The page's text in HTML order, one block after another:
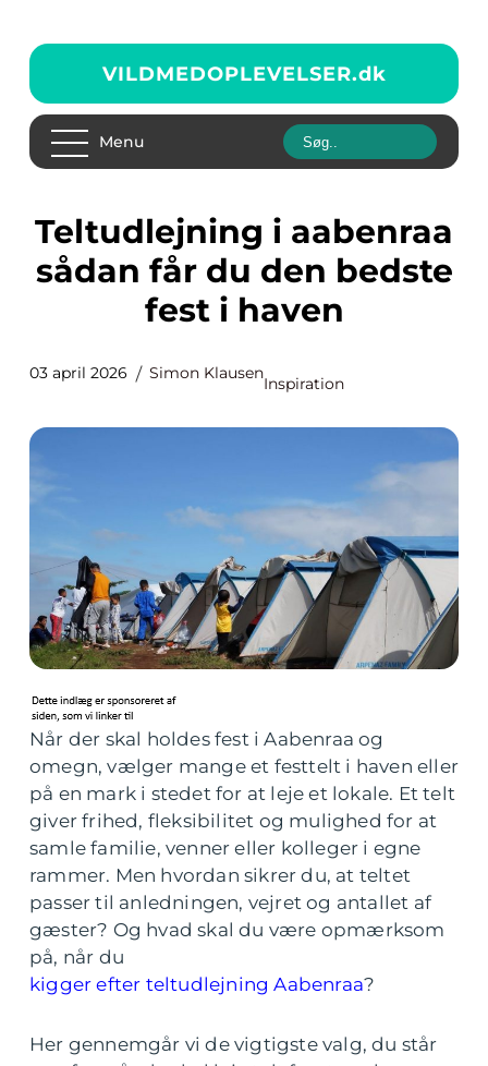
VILDMEDOPLEVELSER.dk
Menu
Teltudlejning i aabenraa
sådan får du den bedste
fest i haven
03 april 2026 Simon Klausen
Inspiration
Når der skal holdes fest i Aabenraa og
omegn, vælger mange et festtelt i haven eller
på en mark i stedet for at leje et lokale. Et telt
giver frihed, fleksibilitet og mulighed for at
samle familie, venner eller kolleger i egne
rammer. Men hvordan sikrer du, at teltet
passer til anledningen, vejret og antallet af
gæster? Og hvad skal du være opmærksom
på, når du
kigger efter teltudlejning Aabenraa?
Her gennemgår vi de vigtigste valg, du står